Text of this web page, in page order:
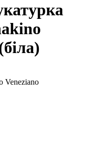
Veneziano